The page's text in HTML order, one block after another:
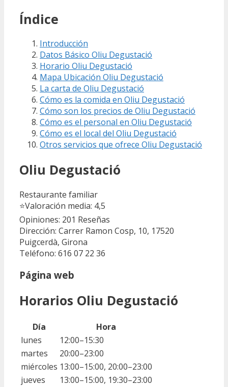
Índice
Introducción
Datos Básico Oliu Degustació
Horario Oliu Degustació
Mapa Ubicación Oliu Degustació
La carta de Oliu Degustació
Cómo es la comida en Oliu Degustació
Cómo son los precios de Oliu Degustació
Cómo es el personal en Oliu Degustació
Cómo es el local del Oliu Degustació
Otros servicios que ofrece Oliu Degustació
Oliu Degustació
Restaurante familiar
⭐Valoración media: 4,5
Opiniones: 201 Reseñas
Dirección: Carrer Ramon Cosp, 10, 17520
Puigcerdà, Girona
Teléfono: 616 07 22 36
Página web
Horarios Oliu Degustació
Día
Hora
lunes
12:00–15:30
martes
20:00–23:00
miércoles 13:00–15:00, 20:00–23:00
jueves
13:00–15:00, 19:30–23:00